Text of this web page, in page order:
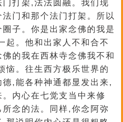
打架,法法圆融。我们现
门和那个法门打架。所以
子。你是出家念佛的我是
起。他和出家人不和合不
的我在西林寺念佛我不和
恼。往生西方极乐世界的
,能各种神通都显发出来,
内心在七觉支当中来修
念的法。同样,你念阿弥